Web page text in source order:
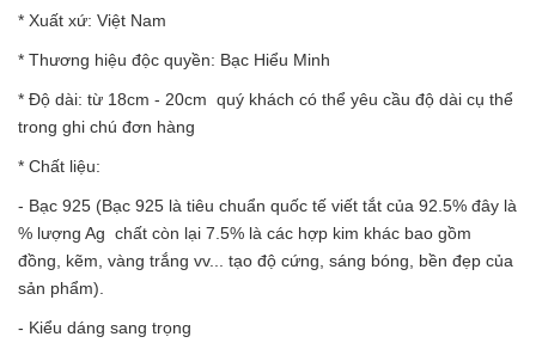
* Xuất xứ: Việt Nam
* Thương hiệu độc quyền: Bạc Hiểu Minh
* Độ dài: từ 18cm - 20cm quý khách có thể yêu cầu độ dài cụ thể
trong ghi chú đơn hàng
* Chất liệu:
- Bạc 925 (Bạc 925 là tiêu chuẩn quốc tế viết tắt của 92.5% đây là
% lượng Ag chất còn lại 7.5% là các hợp kim khác bao gồm
đồng, kẽm, vàng trắng vv... tạo độ cứng, sáng bóng, bền đẹp của
sản phẩm).
- Kiểu dáng sang trọng